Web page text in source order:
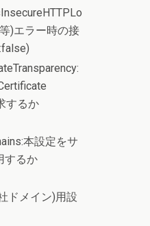
)エラー時の接
するか
本設定をサ
するか
ドメイン)用設